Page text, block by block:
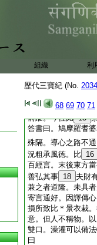
組織 利
歴代三寶紀 (No.
68 69 70 71
沙門釋慧遠述製。
一遇釋道安。以爲
乃曰。儒道九流皆
徳。問仁者曩日殊
交聞風而悦。頃承
情欣雅味而無由造
自積。且滿願不專
前蹤。今往比 15
答書曰。鳩摩羅耆
殊隔。導心之路不
況粗承風徳。比 16
百經言。末後東方
善弘其事 18 夫財
兼之者道隆。未具
寄言通好。因譯傳
損所致比＊景衣裁
意。但人不稱物。
雙口。澡灌可以備
曰